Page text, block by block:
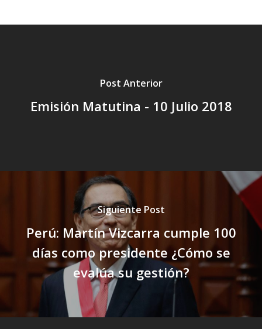
Post Anterior
Emisión Matutina - 10 Julio 2018
Siguiente Post
Perú: Martín Vizcarra cumple 100
días como presidente ¿Cómo se
evalúa su gestión?